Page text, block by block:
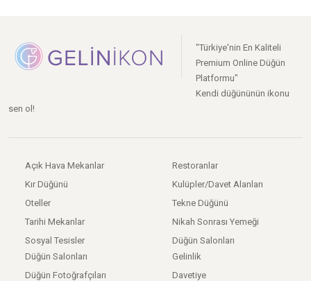
"Türkiye'nin En Kaliteli
Premium Online Düğün
Platformu"
Kendi düğününün ikonu
sen ol!
Açık Hava Mekanlar
Kır Düğünü
Oteller
Tarihi Mekanlar
Sosyal Tesisler
Restoranlar
Kulüpler/Davet Alanları
Tekne Düğünü
Nikah Sonrası Yemeği
Düğün Salonları
Düğün Salonları
Düğün Fotoğrafçıları
Gelinlik
Davetiye